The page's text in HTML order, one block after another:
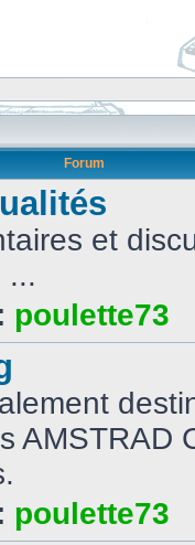
Forum
et
...
poulette73
AMSTRAD
poulette73